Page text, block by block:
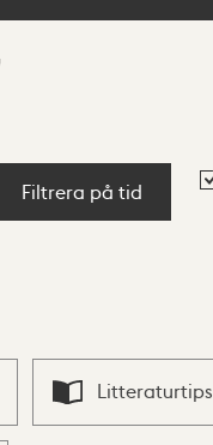
Filtrera på tid
Litteraturtips